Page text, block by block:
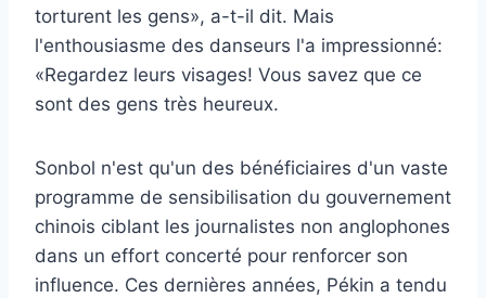
torturent les gens», a-t-il dit. Mais
l'enthousiasme des danseurs l'a impressionné:
«Regardez leurs visages! Vous savez que ce
sont des gens très heureux.
Sonbol n'est qu'un des bénéficiaires d'un vaste
programme de sensibilisation du gouvernement
chinois ciblant les journalistes non anglophones
dans un effort concerté pour renforcer son
influence. Ces dernières années, Pékin a tendu